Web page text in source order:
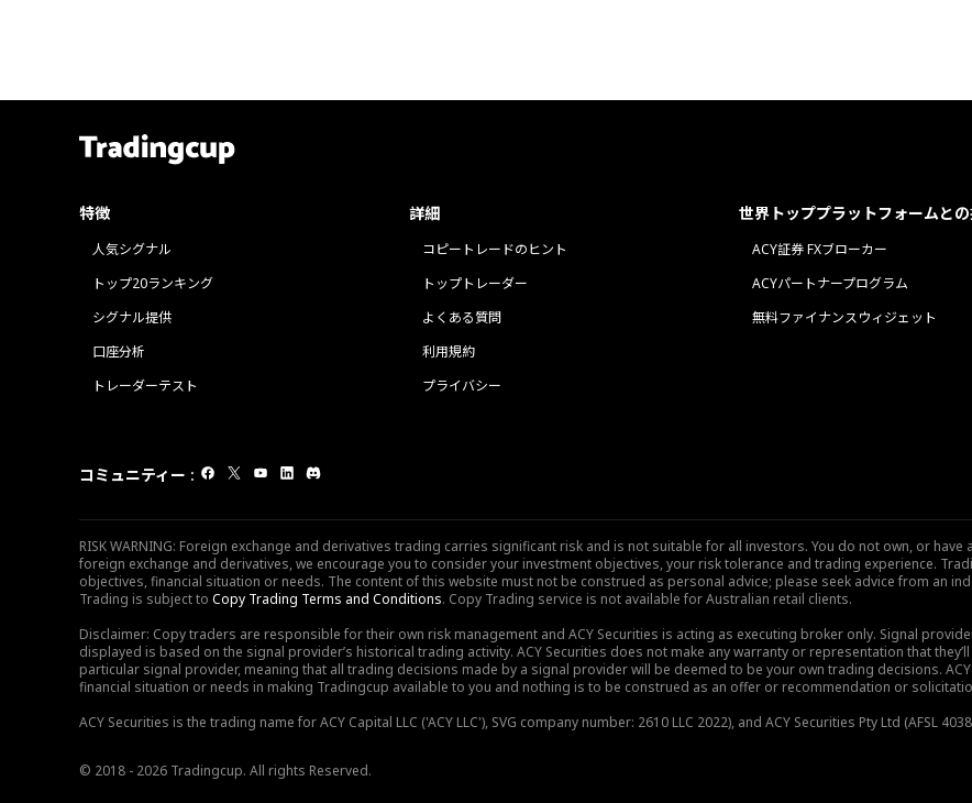
特徴
人気シグナル
トップ20ランキング
シグナル提供
口座分析
トレーダーテスト
詳細
コピートレードのヒント
トップトレーダー
よくある質問
利用規約
プライバシー
世界トッププラットフォームと
ACY証券 FXブローカー
ACYパートナープログラム
無料ファイナンスウィジェット
コミュニティー :
RISK WARNING: Foreign exchange and derivatives trading carries significant risk and is not suitable for all investors. You do not own, or
foreign exchange and derivatives, we encourage you to consider your investment objectives, your risk tolerance and trading experience.
objectives, financial situation or needs. The content of this website must not be construed as personal advice; please seek advice from an
Trading is subject to Copy Trading Terms and Conditions. Copy Trading service is not available for Australian retail clients.
Disclaimer: Copy traders are responsible for their own risk management and ACY Securities is acting as executing broker only. Signal
displayed is based on the signal provider’s historical trading activity. ACY Securities does not make any warranty or representation that
particular signal provider, meaning that all trading decisions made by a signal provider will be deemed to be your own trading decisions.
financial situation or needs in making Tradingcup available to you and nothing is to be construed as an offer or recommendation or
ACY Securities is the trading name for ACY Capital LLC ('ACY LLC'), SVG company number: 2610 LLC 2022), and ACY Securities Pty Ltd (AFSL
© 2018 - 2026 Tradingcup. All rights Reserved.